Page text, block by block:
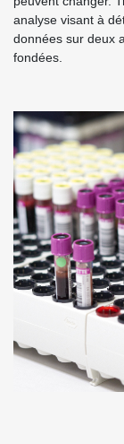
analyse visant à
données sur deux
fondées.